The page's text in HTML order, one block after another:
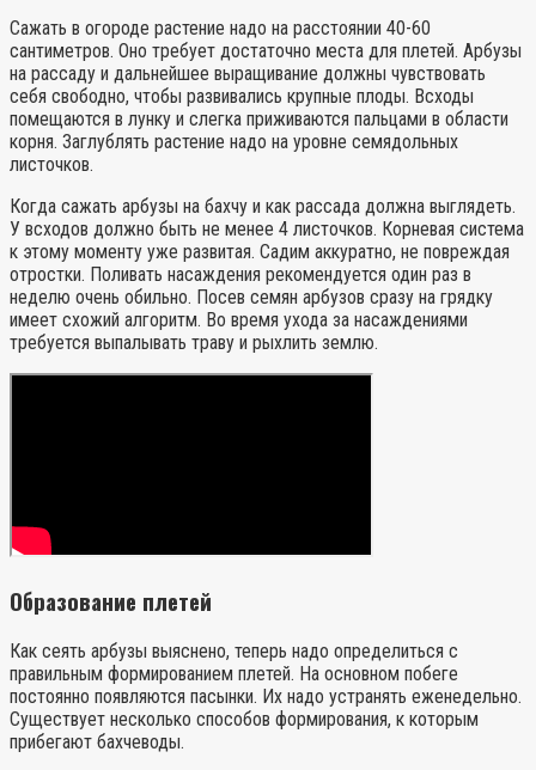
Сажать в огороде растение надо на расстоянии 40-60
сантиметров. Оно требует достаточно места для плетей. Арбузы
на рассаду и дальнейшее выращивание должны чувствовать
себя свободно, чтобы развивались крупные плоды. Всходы
помещаются в лунку и слегка приживаются пальцами в области
корня. Заглублять растение надо на уровне семядольных
листочков.
Когда сажать арбузы на бахчу и как рассада должна выглядеть.
У всходов должно быть не менее 4 листочков. Корневая система
к этому моменту уже развитая. Садим аккуратно, не повреждая
отростки. Поливать насаждения рекомендуется один раз в
неделю очень обильно. Посев семян арбузов сразу на грядку
имеет схожий алгоритм. Во время ухода за насаждениями
требуется выпалывать траву и рыхлить землю.
Образование плетей
Как сеять арбузы выяснено, теперь надо определиться с
правильным формированием плетей. На основном побеге
постоянно появляются пасынки. Их надо устранять еженедельно.
Существует несколько способов формирования, к которым
прибегают бахчеводы.